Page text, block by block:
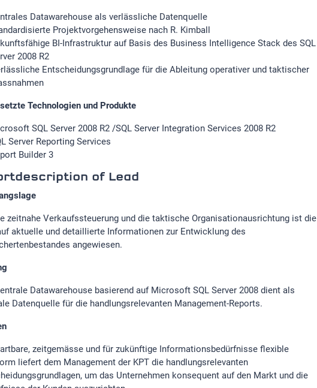
Datawarehouse als verlässliche Datenquelle
Projektvorgehensweise nach R. Kimball
BI-Infrastruktur auf Basis des Business Intelligence Stack des SQL
2008 R2
Entscheidungsgrundlage für die Ableitung operativer und taktischer
Technologien und Produkte
SQL Server 2008 R2 /SQL Server Integration Services 2008 R2
Server Reporting Services
Builder 3
of Lead
zeitnahe Verkaufssteuerung und die taktische Organisationausrichtung ist die
aktuelle und detaillierte Informationen zur Entwicklung des
angewiesen.
Datawarehouse basierend auf Microsoft SQL Server 2008 dient als
Datenquelle für die handlungsrelevanten Management-Reports.
zeitgemässe und für zukünftige Informationsbedürfnisse flexible
liefert dem Management der KPT die handlungsrelevanten
um das Unternehmen konsequent auf den Markt und die